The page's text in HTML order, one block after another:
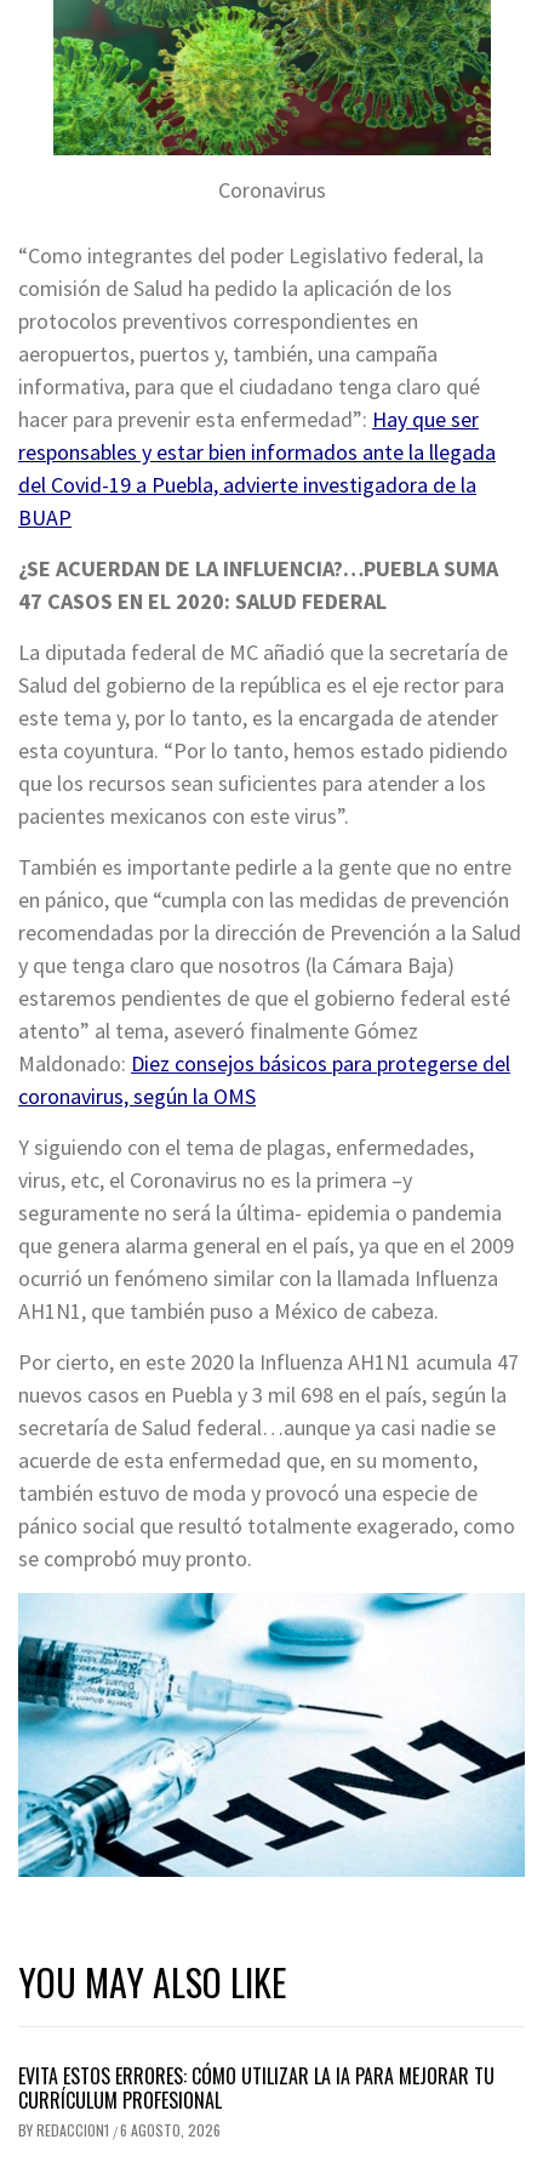
Coronavirus
“Como integrantes del poder Legislativo federal, la
comisión de Salud ha pedido la aplicación de los
protocolos preventivos correspondientes en
aeropuertos, puertos y, también, una campaña
informativa, para que el ciudadano tenga claro qué
hacer para prevenir esta enfermedad”: Hay que ser
responsables y estar bien informados ante la llegada
del Covid-19 a Puebla, advierte investigadora de la
BUAP
¿SE ACUERDAN DE LA INFLUENCIA?…PUEBLA SUMA
47 CASOS EN EL 2020: SALUD FEDERAL
La diputada federal de MC añadió que la secretaría de
Salud del gobierno de la república es el eje rector para
este tema y, por lo tanto, es la encargada de atender
esta coyuntura. “Por lo tanto, hemos estado pidiendo
que los recursos sean suficientes para atender a los
pacientes mexicanos con este virus”.
También es importante pedirle a la gente que no entre
en pánico, que “cumpla con las medidas de prevención
recomendadas por la dirección de Prevención a la Salud
y que tenga claro que nosotros (la Cámara Baja)
estaremos pendientes de que el gobierno federal esté
atento” al tema, aseveró finalmente Gómez
Maldonado: Diez consejos básicos para protegerse del
coronavirus, según la OMS
Y siguiendo con el tema de plagas, enfermedades,
virus, etc, el Coronavirus no es la primera –y
seguramente no será la última- epidemia o pandemia
que genera alarma general en el país, ya que en el 2009
ocurrió un fenómeno similar con la llamada Influenza
AH1N1, que también puso a México de cabeza.
Por cierto, en este 2020 la Influenza AH1N1 acumula 47
nuevos casos en Puebla y 3 mil 698 en el país, según la
secretaría de Salud federal…aunque ya casi nadie se
acuerde de esta enfermedad que, en su momento,
también estuvo de moda y provocó una especie de
pánico social que resultó totalmente exagerado, como
se comprobó muy pronto.
YOU MAY ALSO LIKE
EVITA ESTOS ERRORES: CÓMO UTILIZAR LA IA PARA MEJORAR TU
CURRÍCULUM PROFESIONAL
BYREDACCION1 /6 AGOSTO, 2026